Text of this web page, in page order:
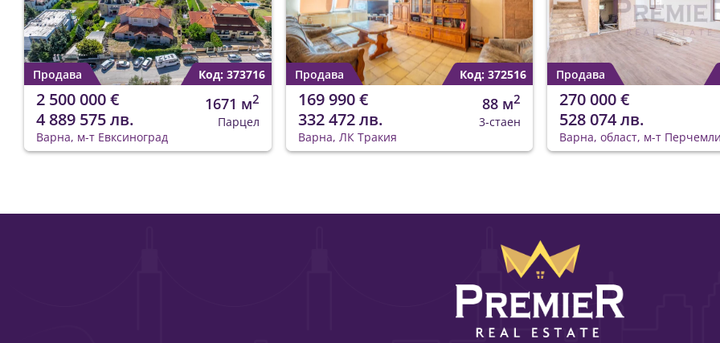
Продава Код: 373716
2 500 000 €
4 889 575 лв.
1671 м2
Парцел
Варна, м-т Евксиноград
Продава Код: 372516
169 990 €
332 472 лв.
88 м2
3-стаен
Варна, ЛК Тракия
Продава
270 000 €
528 074 лв.
Варна, област, м-т